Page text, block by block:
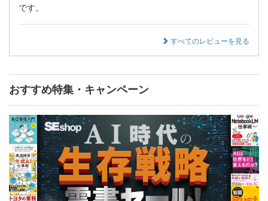
です。
すべてのレビューを見る
おすすめ特集・キャンペーン